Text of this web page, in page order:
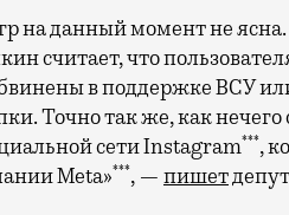
на данный момент не
считает, что
в поддержке ВСУ
Точно так же, как нечего
сети Instagram***,
Meta»***, — пишет